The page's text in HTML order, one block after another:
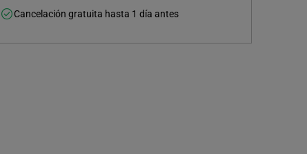
Cancelación gratuita hasta 1 día antes